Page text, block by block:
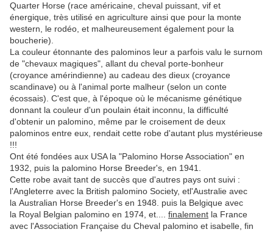
Quarter Horse (race américaine, cheval puissant, vif et
énergique, très utilisé en agriculture ainsi que pour la monte
western, le rodéo, et malheureusement également pour la
boucherie).
La couleur étonnante des palominos leur a parfois valu le surnom
de "chevaux magiques" , allant du cheval porte-bonheur
(croyance amérindienne) au cadeau des dieux (croyance
scandinave) ou à l'animal porte malheur (selon un conte
écossais) . C'est que, à l'époque où le mécanisme génétique
donnant la couleur d'un poulain était inconnu, la difficulté
d'obtenir un palomino, même par le croisement de deux
palominos entre eux, rendait cette robe d'autant plus mystérieuse
!!!
Ont été fondées aux USA la "Palomino Horse Association" en
1932, puis la palomino Horse Breeder's, en 1941.
Cette robe avait tant de succès que d'autres pays ont suivi :
l'Angleterre avec la British palomino Society, etl'Australie avec
la Australian Horse Breeder's en 1948. puis la Belgique avec
la Royal Belgian palomino en 1974, et.... finalement la France
avec l'Association Française du Cheval palomino et isabelle, fin